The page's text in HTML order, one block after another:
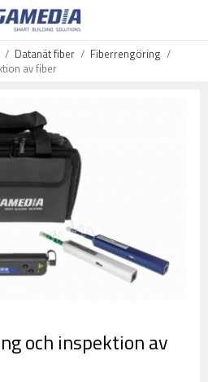
/ Datanät fiber / Fiberrengöring /
av fiber
och inspektion av